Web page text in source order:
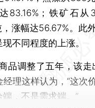
83.16%；铁矿石从
涨幅达56.67%。此
不同程度的上涨。
调整了五年，该走
经理这样认为，“这次
，不是需求端。”